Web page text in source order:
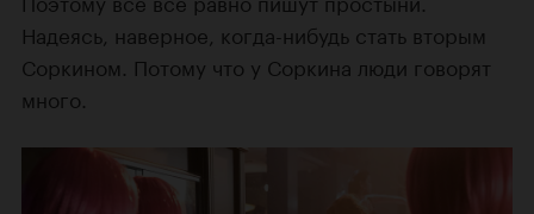
Надеясь, наверное, когда-нибудь стать вторым
Соркином. Потому что у Соркина люди говорят
много.